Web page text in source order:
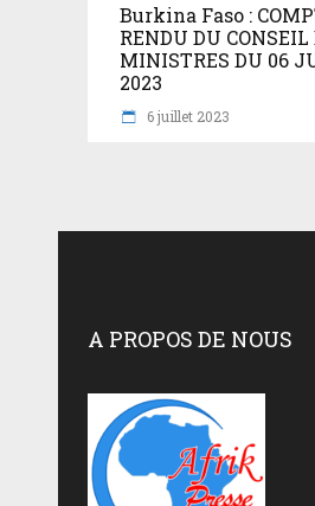
Burkina Faso :
RENDU DU CONSEIL
MINISTRES DU 06
2023
6 juillet 2023
A PROPOS DE NOUS